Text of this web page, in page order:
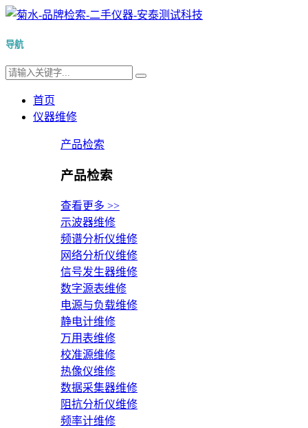
导航
首页
仪器维修
产品检索
产品检索
查看更多 >>
示波器维修
频谱分析仪维修
网络分析仪维修
信号发生器维修
数字源表维修
电源与负载维修
静电计维修
万用表维修
校准源维修
热像仪维修
数据采集器维修
阻抗分析仪维修
频率计维修